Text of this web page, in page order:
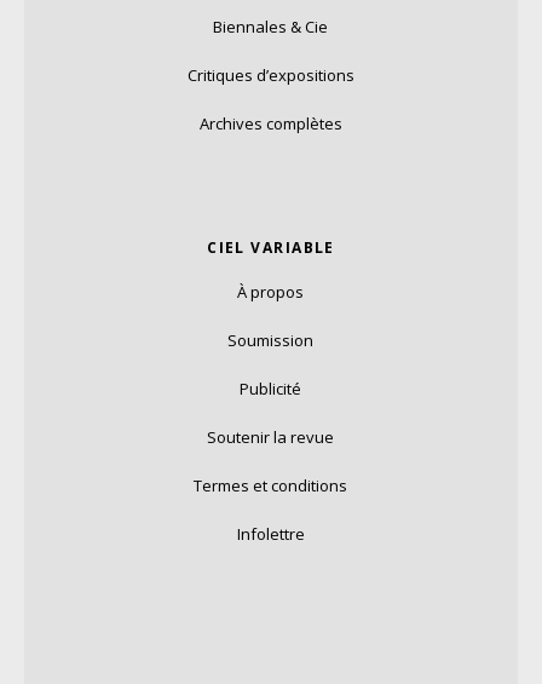
Biennales & Cie
Critiques d’expositions
Archives complètes
CIEL VARIABLE
À propos
Soumission
Publicité
Soutenir la revue
Termes et conditions
Infolettre